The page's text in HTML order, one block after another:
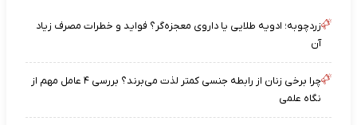
زردچوبه؛ ادویه طلایی یا داروی معجزه‌گر؟ فواید و خطرات مصرف زیاد
آن
چرا برخی زنان از رابطه جنسی کمتر لذت می‌برند؟ بررسی ۴ عامل مهم از
نگاه علمی